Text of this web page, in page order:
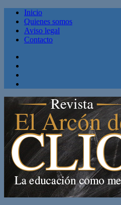
Inicio
Quienes somos
Aviso legal
Contacto